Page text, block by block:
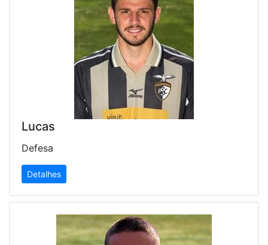
Lucas
Defesa
Detalhes